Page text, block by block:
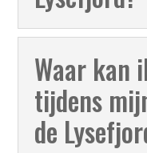
Waar kan
tijdens
de